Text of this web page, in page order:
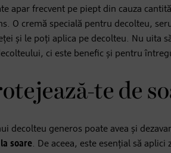
apar frecvent pe piept din cauza
O cremă specială pentru decolteu,
și le poți aplica pe decolteu. Nu uita
ci este benefic și pentru
te de
decolteu generos poate avea și
soare. De aceea, este esențial să